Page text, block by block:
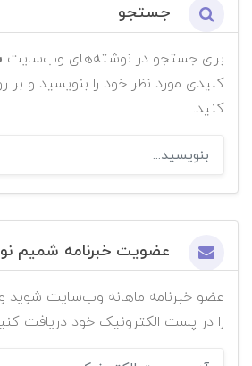
جستجو
برای جستجو در نوشته‌های وب‌سایت
کلیدی مورد نظر خود را بنویسید و
کنید.
عضویت خبرنامه شمیم نو
عضو خبرنامه ماهانه وب‌سایت شوید و
را در پست الکترونیک خود دریافت